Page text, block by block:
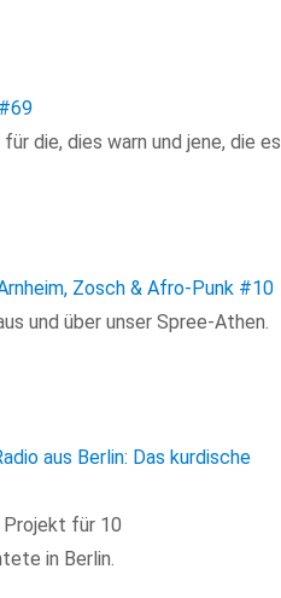
#69
die, dies warn und jene, die es
Zosch & Afro-Punk #10
und über unser Spree-Athen.
aus Berlin: Das kurdische
Projekt für 10
in Berlin.